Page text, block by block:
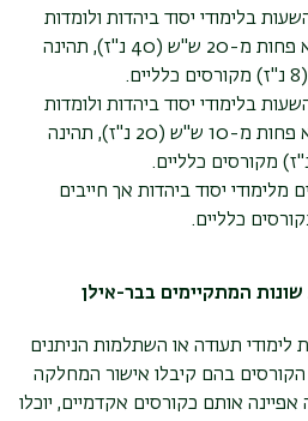
בלימודי יסוד ביהדות ולומדות
במדרשה לבנות בהיקף של לא פחות מ-20 ש"ש (40 נ"ז), תהינה
בלימודי יסוד ביהדות ולומדות
במדרשה לבנות בהיקף של לא פחות מ-10 ש"ש (20 נ"ז), תהינה
מלימודי יסוד ביהדות אך חייבים
כלליים.
המתקיימים בבר-אילן
לימודי תעודה או השתלמות הניתנים
בהם קיבלו אישור המחלקה
אותם כקורסים אקדמיים, יוכלו